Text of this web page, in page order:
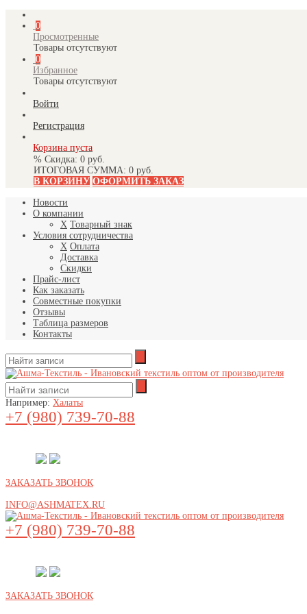
0
Просмотренные
Товары отсутствуют
0
Избранное
Товары отсутствуют
Войти
Регистрация
Корзина пуста
% Скидка: 0 руб.
ИТОГОВАЯ СУММА: 0 руб.
В КОРЗИНУ ОФОРМИТЬ ЗАКАЗ
Новости
О компании
X Товарный знак
Условия сотрудничества
X Оплата
Доставка
Скидки
Прайс-лист
Как заказать
Совместные покупки
Отзывы
Таблица размеров
Контакты
Например: Халаты
+7 (980) 739-70-88
ЗАКАЗАТЬ ЗВОНОК
INFO@ASHMATEX.RU
+7 (980) 739-70-88
ЗАКАЗАТЬ ЗВОНОК